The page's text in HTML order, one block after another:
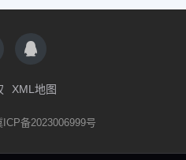
XML地图
ICP备2023006999号